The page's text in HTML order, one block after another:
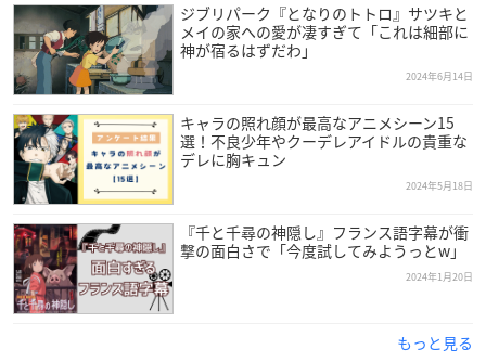
ジブリパーク『となりのトトロ』サツキと
メイの家への愛が凄すぎて「これは細部に
神が宿るはずだわ」
2024年6月14日
キャラの照れ顔が最高なアニメシーン15
選！不良少年やクーデレアイドルの貴重な
デレに胸キュン
2024年5月18日
『千と千尋の神隠し』フランス語字幕が衝
撃の面白さで「今度試してみようっとw」
2024年1月20日
もっと見る